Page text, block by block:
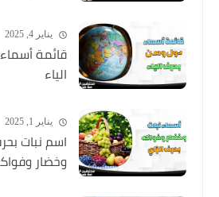
يناير 4, 2025
قائمة
الياء
يناير 1, 2025
اسم نبات
وخضار